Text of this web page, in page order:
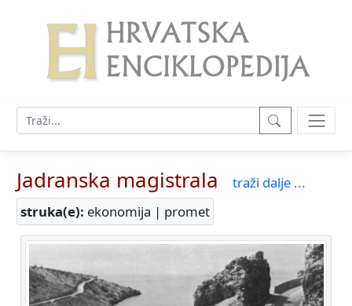
Jadranska magistrala
traži dalje ...
struka(e): ekonomija | promet